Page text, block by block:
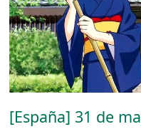
[España] 31 de